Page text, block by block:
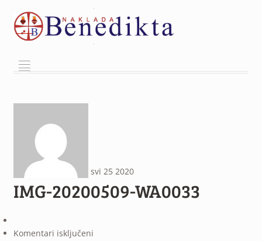
²
svi 25 2020
IMG-20200509-WA0033
Komentari isključeniza